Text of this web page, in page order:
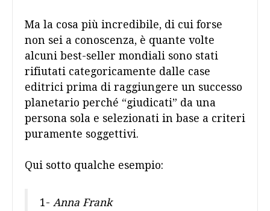
Ma la cosa più incredibile, di cui forse
non sei a conoscenza, è quante volte
alcuni best-seller mondiali sono stati
rifiutati categoricamente dalle case
editrici prima di raggiungere un successo
planetario perché “giudicati” da una
persona sola e selezionati in base a criteri
puramente soggettivi.
Qui sotto qualche esempio:
1- Anna Frank